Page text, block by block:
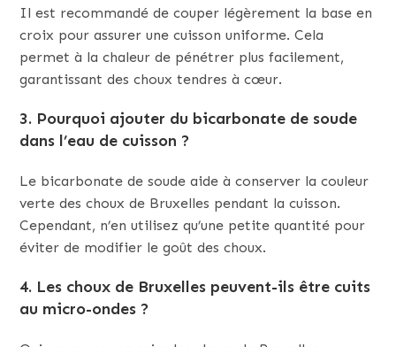
Il est recommandé de couper légèrement la base en
croix pour assurer une cuisson uniforme. Cela
permet à la chaleur de pénétrer plus facilement,
garantissant des choux tendres à cœur.
3. Pourquoi ajouter du bicarbonate de soude
dans l’eau de cuisson ?
Le bicarbonate de soude aide à conserver la couleur
verte des choux de Bruxelles pendant la cuisson.
Cependant, n’en utilisez qu’une petite quantité pour
éviter de modifier le goût des choux.
4. Les choux de Bruxelles peuvent-ils être cuits
au micro-ondes ?